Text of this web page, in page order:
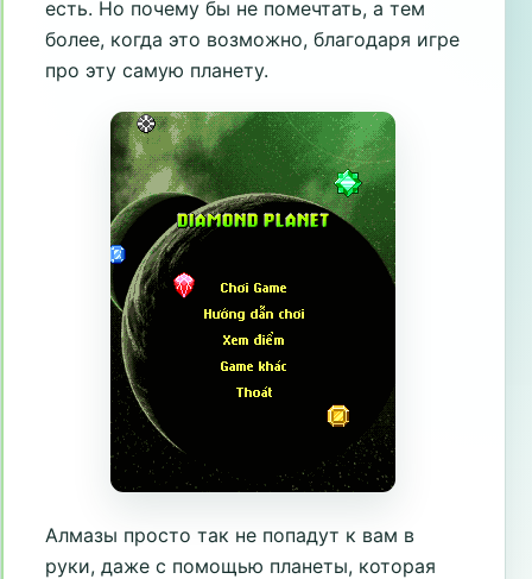
есть. Но почему бы не помечтать, а тем
более, когда это возможно, благодаря игре
про эту самую планету.
Алмазы просто так не попадут к вам в
руки, даже с помощью планеты, которая